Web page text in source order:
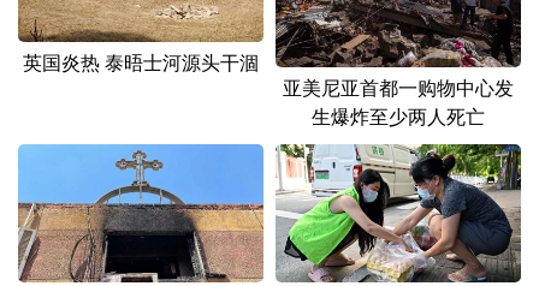
English Español Français عربى
日本語 한국어
英国炎热 泰晤士河源头干涸
亚美尼亚首都一购物中心发
生爆炸至少两人死亡